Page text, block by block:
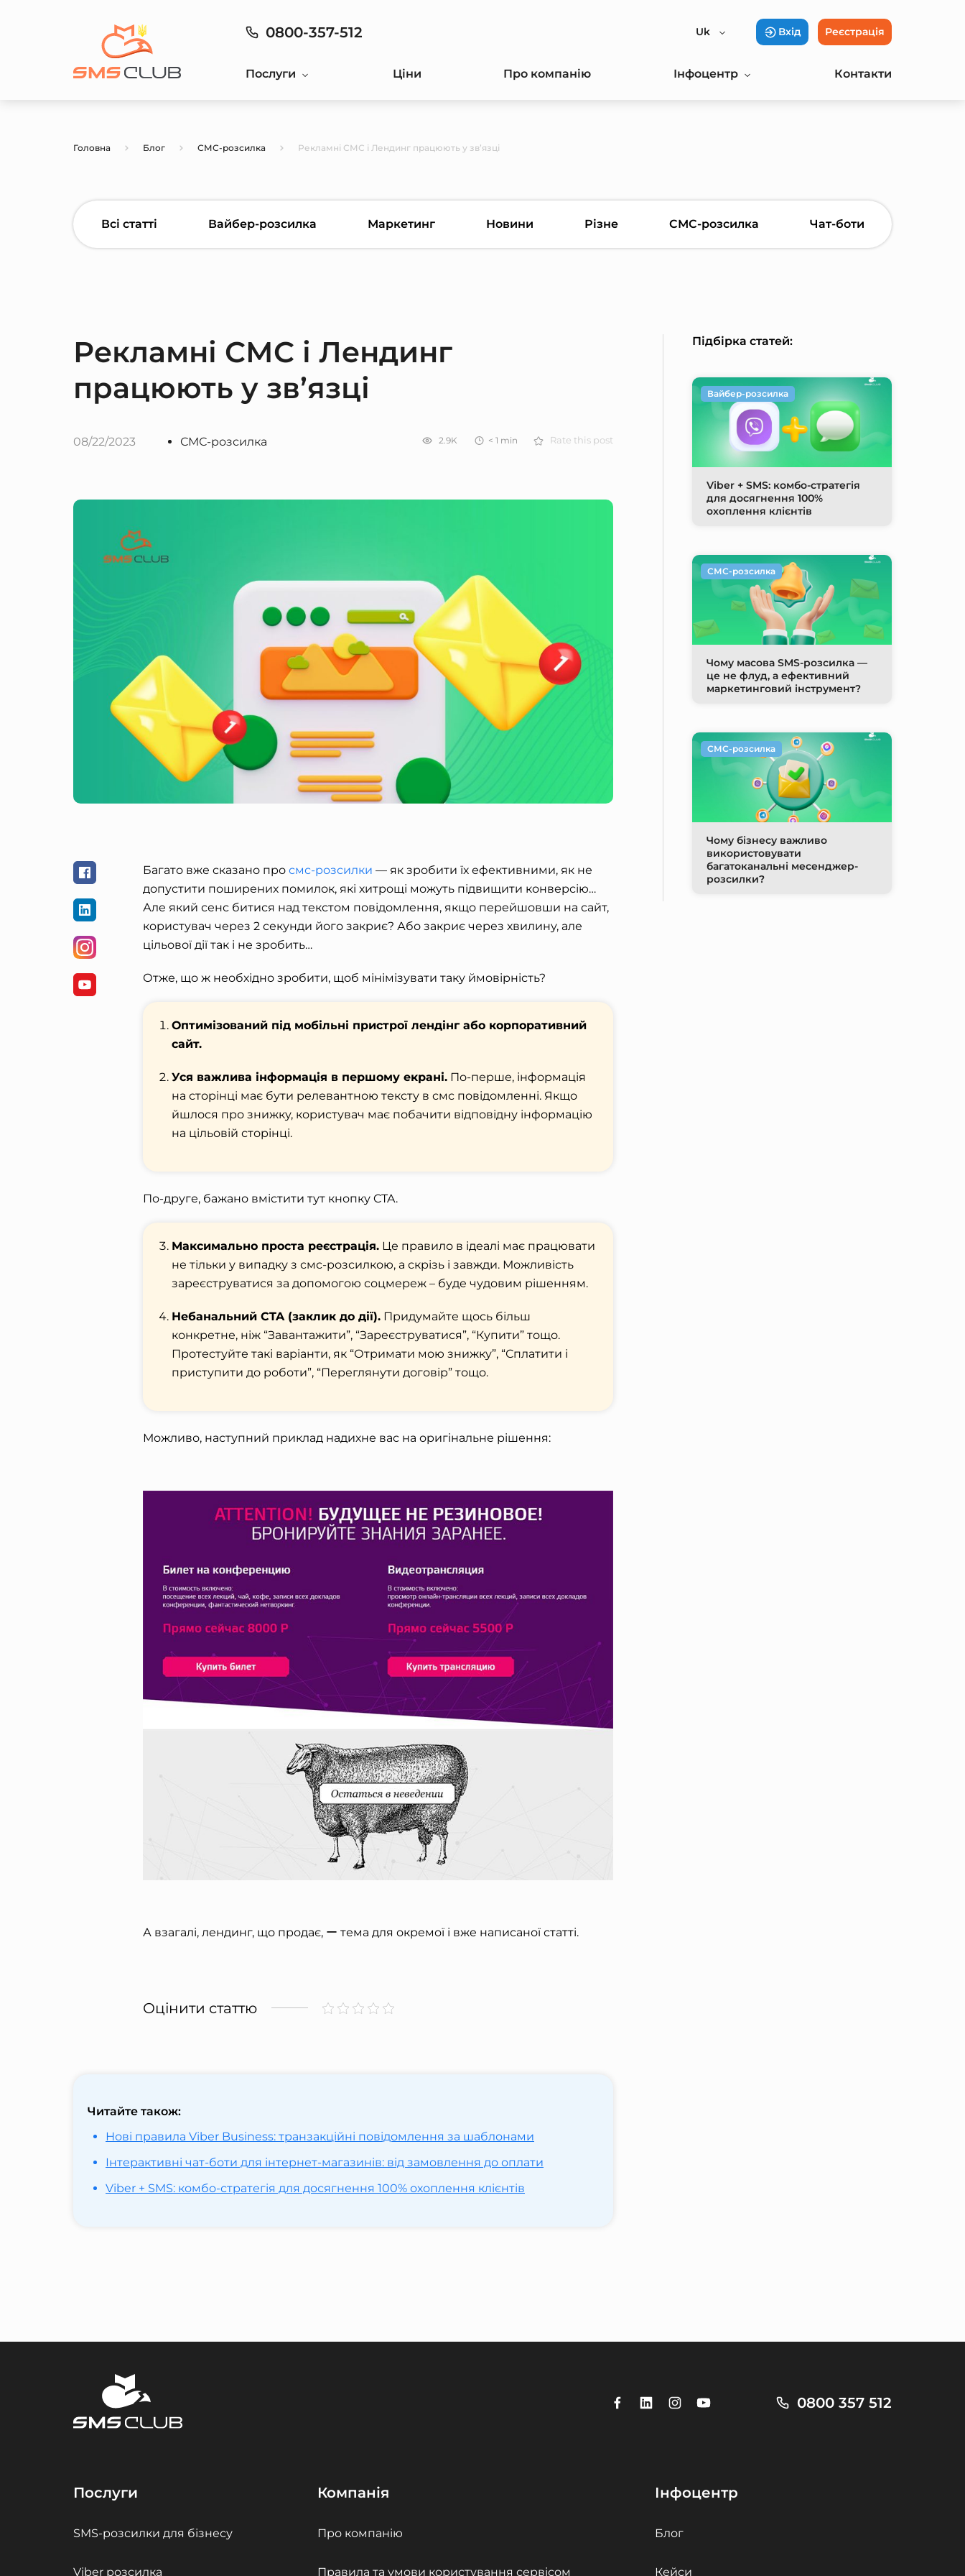
0800-357-512 Uk Вхід Реєстрація
Послуги Ціни Про компанію Інфоцентр Контакти
Головна Блог СМС-розсилка Рекламні СМС і Лендинг працюють у зв’язці
Всі статті Вайбер-розсилка Маркетинг Новини Різне СМС-розсилка Чат-боти
Рекламні СМС і Лендинг
працюють у зв’язці
08/22/2023 СМС-розсилка 2.9K < 1 min Rate this post
Багато вже сказано про смс-розсилки — як зробити їх ефективними, як не
допустити поширених помилок, які хитрощі можуть підвищити конверсію…
Але який сенс битися над текстом повідомлення, якщо перейшовши на сайт,
користувач через 2 секунди його закриє? Або закриє через хвилину, але
цільової дії так і не зробить…
Отже, що ж необхідно зробити, щоб мінімізувати таку ймовірність?
Оптимізований під мобільні пристрої лендінг або корпоративний
сайт.
Уся важлива інформація в першому екрані. По-перше, інформація
на сторінці має бути релевантною тексту в смс повідомленні. Якщо
йшлося про знижку, користувач має побачити відповідну інформацію
на цільовій сторінці.
По-друге, бажано вмістити тут кнопку CTA.
Максимально проста реєстрація. Це правило в ідеалі має працювати
не тільки у випадку з смс-розсилкою, а скрізь і завжди. Можливість
зареєструватися за допомогою соцмереж – буде чудовим рішенням.
Небанальний CTA (заклик до дії). Придумайте щось більш
конкретне, ніж “Завантажити”, “Зареєструватися”, “Купити” тощо.
Протестуйте такі варіанти, як “Отримати мою знижку”, “Сплатити і
приступити до роботи”, “Переглянути договір” тощо.
Можливо, наступний приклад надихне вас на оригінальне рішення:
А взагалі, лендинг, що продає, ー тема для окремої і вже написаної статті.
Оцінити статтю
Читайте також:
Нові правила Viber Business: транзакційні повідомлення за шаблонами
Інтерактивні чат-боти для інтернет-магазинів: від замовлення до оплати
Viber + SMS: комбо-стратегія для досягнення 100% охоплення клієнтів
Підбірка статей:
Viber + SMS: комбо-стратегія
для досягнення 100%
охоплення клієнтів
Вайбер-розсилка
Чому масова SMS-розсилка —
це не флуд, а ефективний
маркетинговий інструмент?
СМС-розсилка
Чому бізнесу важливо
використовувати
багатоканальні месенджер-
розсилки?
СМС-розсилка
0800 357 512
Послуги
SMS-розсилки для бізнесу
Viber розсилка
Компанія
Про компанію
Правила та умови користування сервісом
Інфоцентр
Блог
Кейси